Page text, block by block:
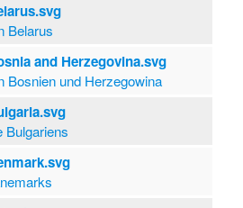
Belarus
and Herzegovina.svg
Bosnien und Herzegowina
Bulgariens